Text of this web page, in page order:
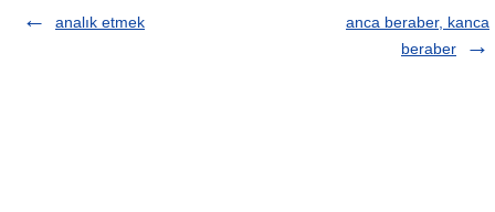
analık etmek
anca beraber, kanca
beraber